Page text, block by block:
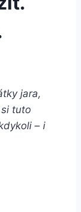
jara,
tuto
– i